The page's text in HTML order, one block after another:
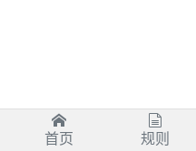
首页 规则